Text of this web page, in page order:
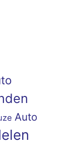
Auto